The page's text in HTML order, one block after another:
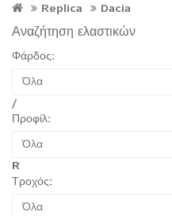
Replica Dacia
Αναζήτηση ελαστικών
Φάρδος:
Όλα
/
Προφίλ:
Όλα
R
Τροχός:
Όλα